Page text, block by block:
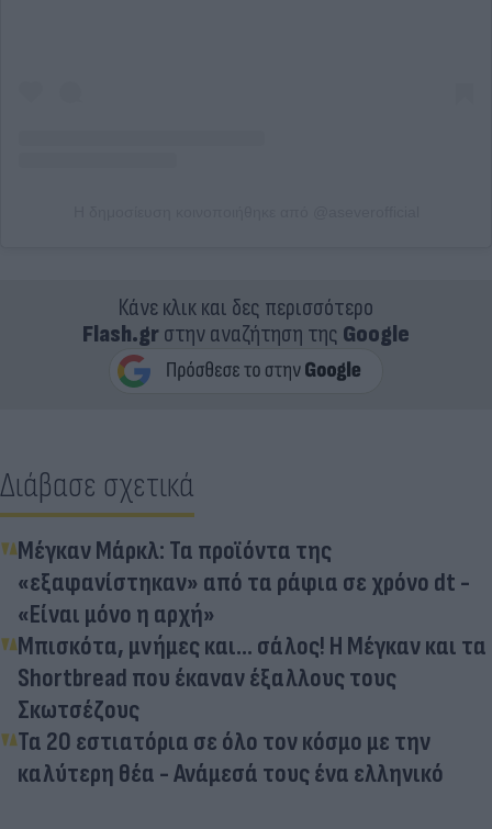
Κάνε κλικ και δες περισσότερο
Flash.grστην αναζήτηση της Google
Διάβασε σχετικά
Μέγκαν Μάρκλ: Τα προϊόντα της
«εξαφανίστηκαν» από τα ράφια σε χρόνο dt -
«Είναι μόνο η αρχή»
Μπισκότα, μνήμες και... σάλος! Η Μέγκαν και τα
Shortbread που έκαναν έξαλλους τους
Σκωτσέζους
Τα 20 εστιατόρια σε όλο τον κόσμο με την
καλύτερη θέα - Ανάμεσά τους ένα ελληνικό